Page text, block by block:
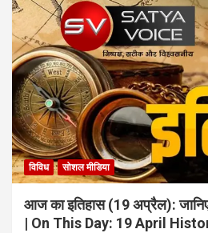
विविध सोशल मीडिया
आज का इतिहास (19 अप्रैल):
| On This Day: 19 April